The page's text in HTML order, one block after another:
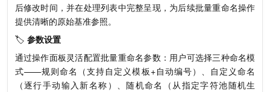
后修改时间，并在处理列表中完整呈现，为后续批量重命名操作
提供清晰的原始基准参照。
🏷️ 参数设置
通过操作面板灵活配置批量重命名参数：用户可选择三种命名模
式——规则命名（支持自定义模板+自动编号）、自定义命名
（逐行手动输入新名称）、随机命名（从指定字符池随机生